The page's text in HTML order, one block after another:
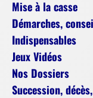
Mise à la casse
Démarches,
Indispensables
Jeux Vidéos
Nos Dossiers
Succession,